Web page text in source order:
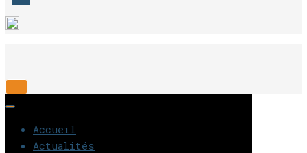
Déplier
Déplier
navigation
Accueil
Actualités